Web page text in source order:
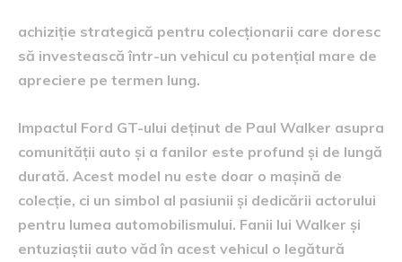
achiziție strategică pentru colecționarii care doresc
să investească într-un vehicul cu potențial mare de
apreciere pe termen lung.
Impactul Ford GT-ului deținut de Paul Walker asupra
comunității auto și a fanilor este profund și de lungă
durată. Acest model nu este doar o mașină de
colecție, ci un simbol al pasiunii și dedicării actorului
pentru lumea automobilismului. Fanii lui Walker și
entuziaștii auto văd în acest vehicul o legătură